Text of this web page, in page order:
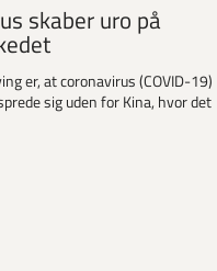
skaber uro på
er, at coronavirus (COVID-19)
sig uden for Kina, hvor det